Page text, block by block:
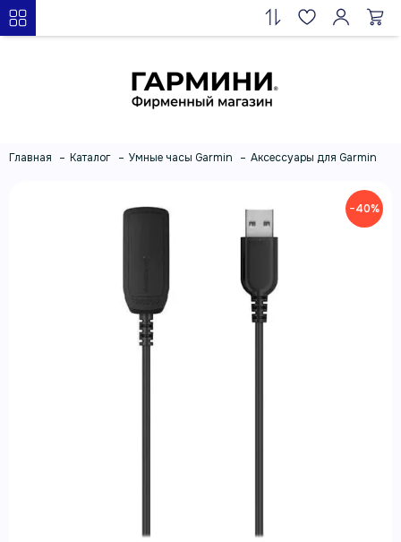
Главная Каталог Умные часы Garmin Аксессуары для Garmin
−40%